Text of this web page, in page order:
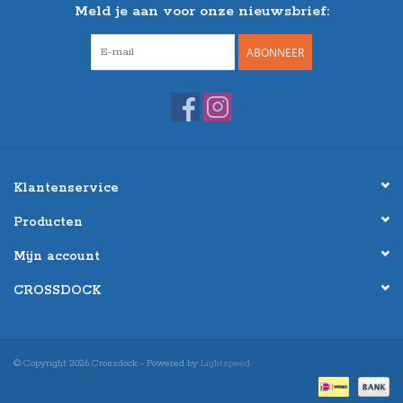
Meld je aan voor onze nieuwsbrief:
ABONNEER
Klantenservice
Producten
Mijn account
CROSSDOCK
© Copyright 2026 Crossdock - Powered by Lightspeed